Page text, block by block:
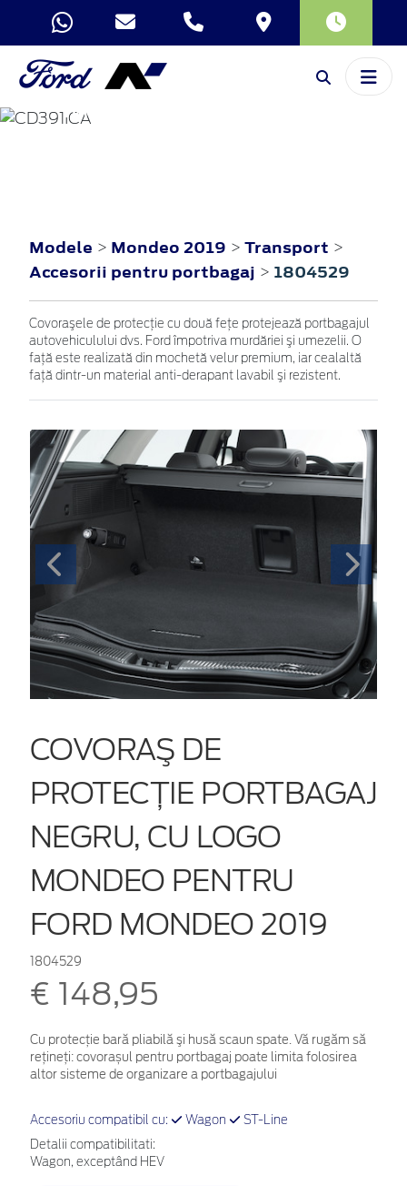
MONDEO
Modele > Mondeo 2019 > Transport >
Accesorii pentru portbagaj > 1804529
Covoraşele de protecţie cu două feţe protejează portbagajul
autovehiculului dvs. Ford împotriva murdăriei şi umezelii. O
faţă este realizată din mochetă velur premium, iar cealaltă
faţă dintr-un material anti-derapant lavabil şi rezistent.
COVORAŞ DE
PROTECŢIE PORTBAGAJ
NEGRU, CU LOGO
MONDEO PENTRU
FORD MONDEO 2019
1804529
€ 148,95
Cu protecţie bară pliabilă şi husă scaun spate. Vă rugăm să
rețineți: covorașul pentru portbagaj poate limita folosirea
altor sisteme de organizare a portbagajului
Accesoriu compatibil cu: Wagon ST-Line
Detalii compatibilitati:
Wagon, exceptând HEV